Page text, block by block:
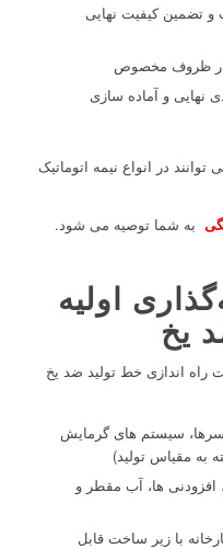
تضمین کیفیت نهایی
در ظروف مخصوص
نهایی و آماده سازی
در انواع نیمه اتوماتیک
به شما توصیه می شود.
اولیه
یخ
راه اندازی خط تولید ضد یخ
سیستم های گرمایش
به مقیاس تولید)
افزودنی ها، آب مقطر و
با زیر ساخت قابل